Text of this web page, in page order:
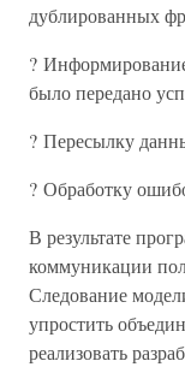
дублированных
?
было передано
? Пересылку
? Обработку
В результате
коммуникации
Следование
упростить
реализовать